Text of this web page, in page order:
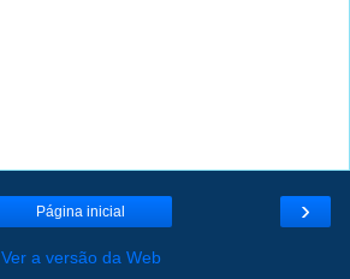
›
Página inicial
Ver a versão da Web